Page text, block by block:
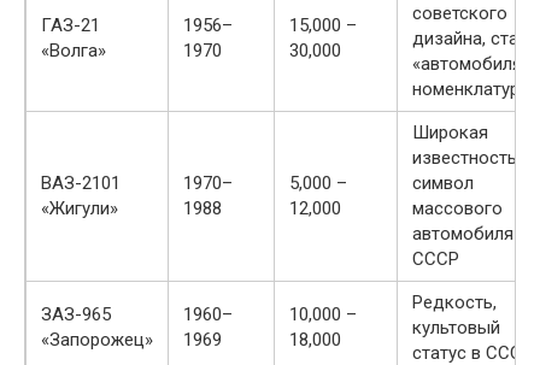
ГАЗ-21
«Волга»
1956–
1970
15,000 –
30,000
советского
дизайна,
«автомобиля
номенклатуры»
ВАЗ-2101
«Жигули»
1970–
1988
5,000 –
12,000
Широкая
известность,
символ
массового
автомобиля
СССР
ЗАЗ-965
«Запорожец»
1960–
1969
10,000 –
18,000
Редкость,
культовый
статус в СССР